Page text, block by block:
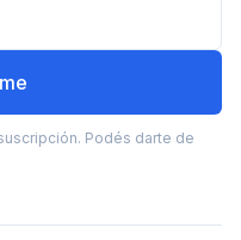
Podés darte de